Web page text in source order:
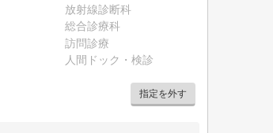
放射線診断科
総合診療科
訪問診療
人間ドック・検診
指定を外す